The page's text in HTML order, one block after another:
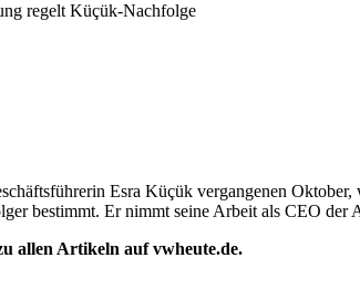
regelt Küçük-Nachfolge
Esra Küçük vergangenen
bestimmt. Er nimmt seine Arbeit als CEO
allen Artikeln auf vwheute.de.